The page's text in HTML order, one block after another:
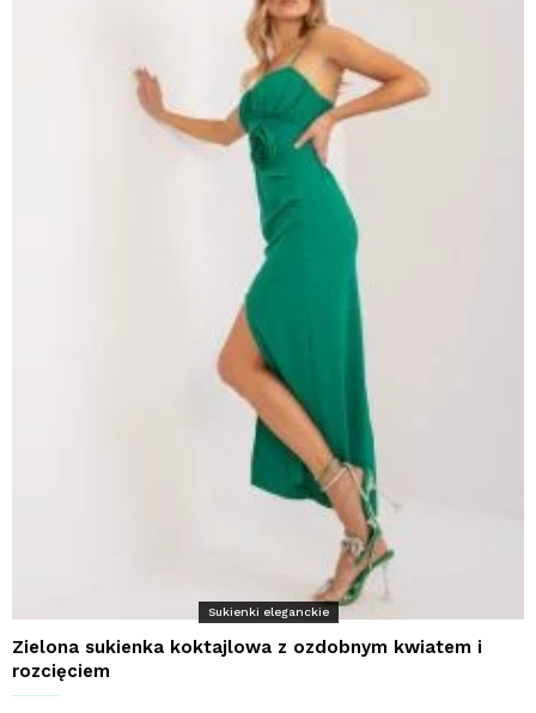
Sukienki eleganckie
Zielona sukienka koktajlowa z ozdobnym kwiatem i
rozcięciem